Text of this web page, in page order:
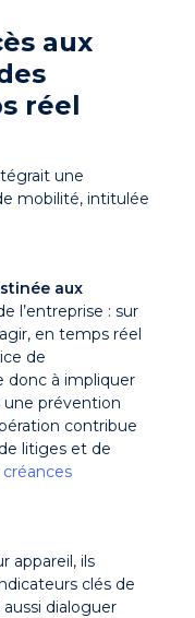
aux
réel
une
mobilité, intitulée
aux
l’entreprise : sur
en temps réel
de
donc à impliquer
une prévention
contribue
litiges et de
appareil, ils
clés de
dialoguer